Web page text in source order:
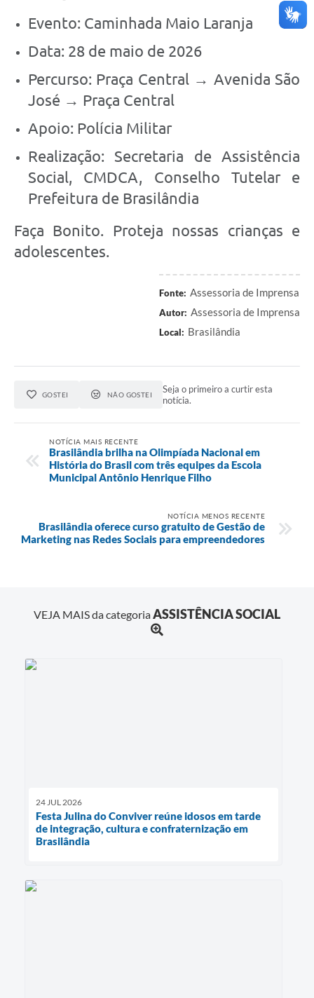
Evento: Caminhada Maio Laranja
Data: 28 de maio de 2026
Percurso: Praça Central → Avenida São
José → Praça Central
Apoio: Polícia Militar
Realização: Secretaria de Assistência
Social, CMDCA, Conselho Tutelar e
Prefeitura de Brasilândia
Faça Bonito. Proteja nossas crianças e
adolescentes.
Fonte: Assessoria de Imprensa
Autor: Assessoria de Imprensa
Local: Brasilândia
GOSTEI NÃO GOSTEI
Seja o primeiro a curtir esta
notícia.
NOTÍCIA MAIS RECENTE
Brasilândia brilha na Olimpíada Nacional em
História do Brasil com três equipes da Escola
Municipal Antônio Henrique Filho
NOTÍCIA MENOS RECENTE
Brasilândia oferece curso gratuito de Gestão de
Marketing nas Redes Sociais para empreendedores
VEJA MAIS da categoriaASSISTÊNCIA SOCIAL
24 JUL 2026
Festa Julina do Conviver reúne idosos em tarde
de integração, cultura e confraternização em
Brasilândia